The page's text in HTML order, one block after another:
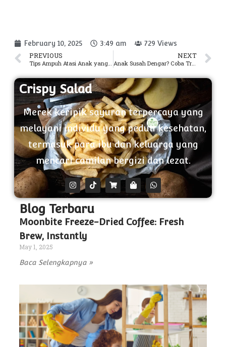
February 10, 2025 3:49 am
729 Views
PREVIOUS
NEXT
Anak Susah Dengar? Coba Trik Ini Biar Mereka Nurut Tanpa Ngambek!
Crispy Salad
Merek keripik sayuran terpercaya yang
melayani individu yang peduli kesehatan,
termasuk para ibu dan keluarga yang
mencari camilan bergizi dan lezat.
Blog Terbaru
Moonbite Freeze-Dried Coffee: Fresh
Brew, Instantly
May 1, 2025
Baca Selengkapnya »